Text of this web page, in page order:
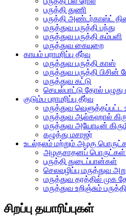
பருத்தி துணி
பருத்தி அண்டர்காஸ்ட்
மருத்துவ பருத்தி பந்து
மருத்துவ பருத்தி கம்பளி
மருத்துவ கையுறை
காயம் பராமரிப்பு தீர்வு
மருத்துவ பருத்தி காஸ்
மருத்துவ பருத்தி பிசின்
மருத்துவ கட்டு
செயல்பாட்டு தோல் பழுது
குடும்ப பராமரிப்பு தீர்வு
மருத்துவ வெளுத்தப்பட்ட
மருத்துவ ஆல்கஹால்
மருத்துவ அயோடின்
கழுத்து மசாஜர்
உடல்நலம் மற்றும் அழகு
அழகுசாதனப் பொருட்கள்
பருத்தி துடைப்பான்கள்
செலவழிப்பு மருத்துவ
மருத்துவ தரத்தில் முக
மருத்துவ உறிஞ்சும்
சிறப்பு தயாரிப்புகள்